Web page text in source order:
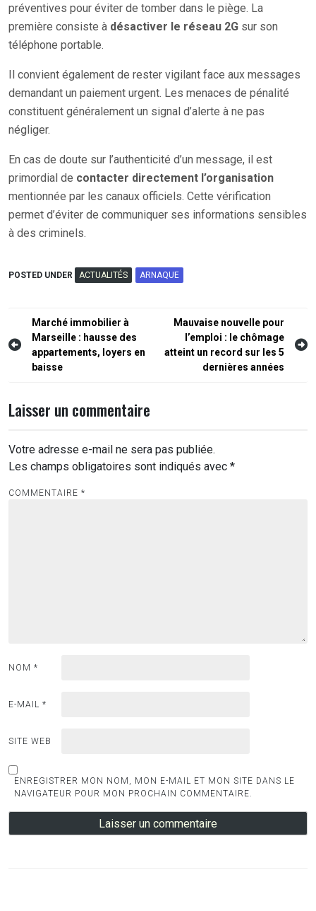
préventives pour éviter de tomber dans le piège. La
première consiste à désactiver le réseau 2G sur son
téléphone portable.
Il convient également de rester vigilant face aux messages
demandant un paiement urgent. Les menaces de pénalité
constituent généralement un signal d’alerte à ne pas
négliger.
En cas de doute sur l’authenticité d’un message, il est
primordial de contacter directement l’organisation
mentionnée par les canaux officiels. Cette vérification
permet d’éviter de communiquer ses informations sensibles
à des criminels.
POSTED UNDER ACTUALITÉS ARNAQUE
Navigation
de
l’article
Marché immobilier à
Marseille : hausse des
appartements, loyers en
baisse
Mauvaise nouvelle pour
l’emploi : le chômage
atteint un record sur les 5
dernières années
Laisser un commentaire
Votre adresse e-mail ne sera pas publiée.
Les champs obligatoires sont indiqués avec *
COMMENTAIRE *
NOM *
E-MAIL *
SITE WEB
ENREGISTRER MON NOM, MON E-MAIL ET MON SITE DANS LE
NAVIGATEUR POUR MON PROCHAIN COMMENTAIRE.